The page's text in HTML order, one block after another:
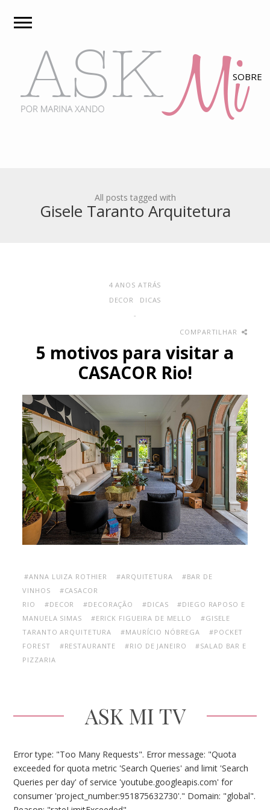
All posts tagged with
Gisele Taranto Arquitetura
4 ANOS ATRÁS
DECOR
DICAS
-
COMPARTILHAR
5 motivos para visitar a
CASACOR Rio!
#ANNA LUIZA ROTHIER #ARQUITETURA
#BAR DE
VINHOS
#CASACOR
RIO
#DECOR #DECORAÇÃO #DICAS
#DIEGO RAPOSO E
MANUELA SIMAS
#ERICK FIGUEIRA DE MELLO
#GISELE
TARANTO ARQUITETURA
#MAURÍCIO NÓBREGA
#POCKET
FOREST
#RESTAURANTE #RIO DE JANEIRO
#SALAD BAR E
PIZZARIA
ASK MI TV
Error type: "Too Many Requests". Error message: "Quota
exceeded for quota metric 'Search Queries' and limit 'Search
Queries per day' of service 'youtube.googleapis.com' for
consumer 'project_number:951875632730'." Domain: "global".